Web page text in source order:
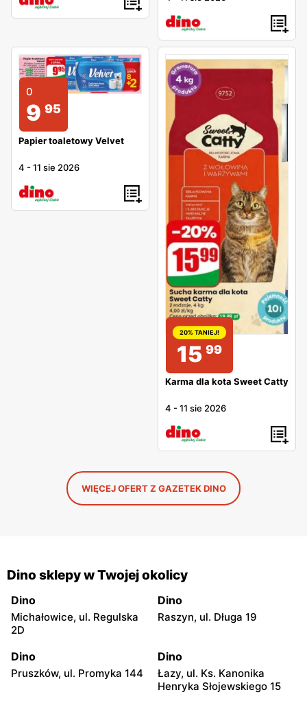
0
9 95
Papier toaletowy Velvet
4 -11 sie 2026
20% TANIEJ!
15 99
Karma dla kota Sweet Catty
4 -11 sie 2026
WIĘCEJ OFERT Z GAZETEK DINO
Dino sklepy w Twojej okolicy
Dino
Michałowice, ul. Regulska
2D
Dino
Raszyn, ul. Długa 19
Dino
Pruszków, ul. Promyka 144
Dino
Łazy, ul. Ks. Kanonika
Henryka Słojewskiego 15